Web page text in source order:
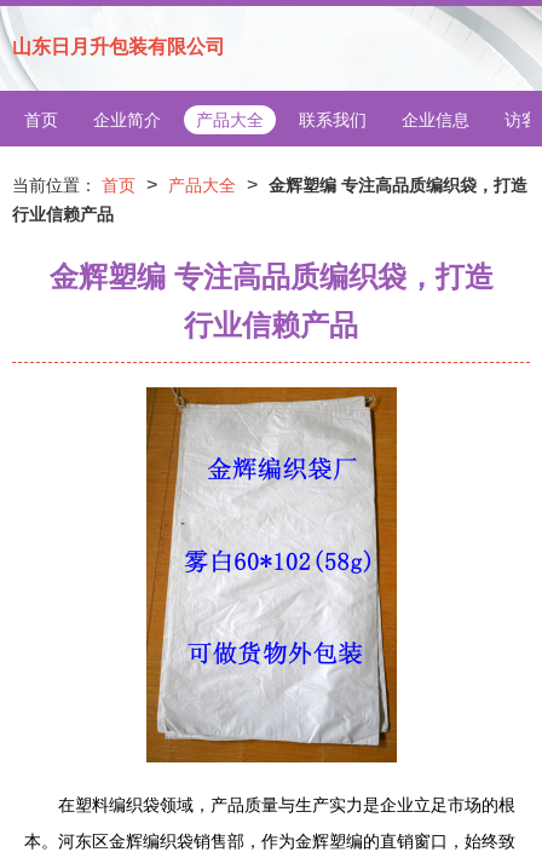
山东日月升包装有限公司
首页 企业简介 产品大全 联系我们 企业信息 访客
当前位置： 首页 > 产品大全 > 金辉塑编 专注高品质编织袋，打造
行业信赖产品
金辉塑编 专注高品质编织袋，打造
行业信赖产品
在塑料编织袋领域，产品质量与生产实力是企业立足市场的根
本。河东区金辉编织袋销售部，作为金辉塑编的直销窗口，始终致